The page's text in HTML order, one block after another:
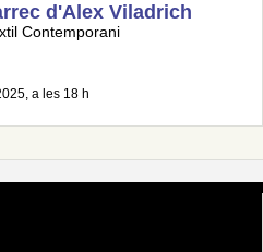
d'Alex Viladrich
Contemporani
a les 18 h